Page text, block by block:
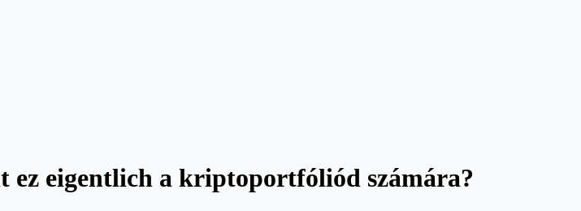
eigentlich a kriptoportfóliód számára?